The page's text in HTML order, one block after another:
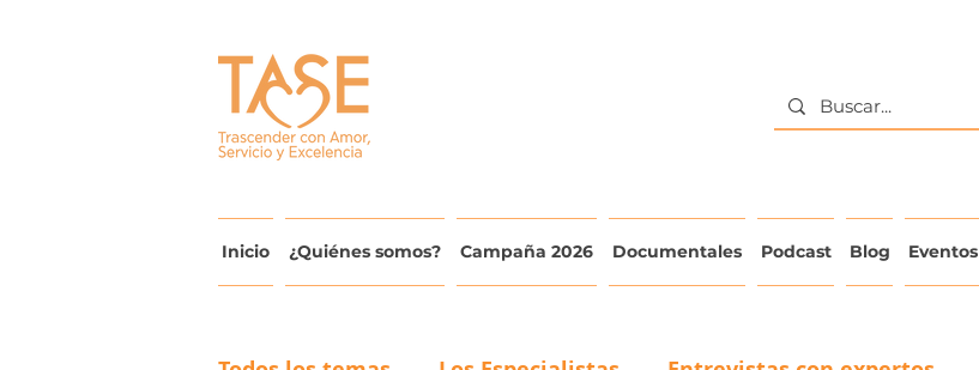
Inicio ¿Quiénes somos? Campaña 2026 Documentales Podcast Blog Eventos